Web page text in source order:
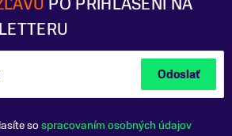
Odoslať
sospracovaním osobných údajov